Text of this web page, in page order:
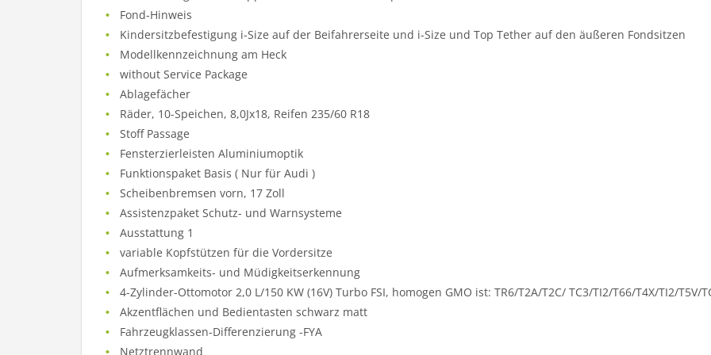
Fond-Hinweis
Kindersitzbefestigung i-Size auf der Beifahrerseite und i-Size und Top Tether auf den äußeren Fondsitzen
Modellkennzeichnung am Heck
without Service Package
Ablagefächer
Räder, 10-Speichen, 8,0Jx18, Reifen 235/60 R18
Stoff Passage
Fensterzierleisten Aluminiumoptik
Funktionspaket Basis ( Nur für Audi )
Scheibenbremsen vorn, 17 Zoll
Assistenzpaket Schutz- und Warnsysteme
Ausstattung 1
variable Kopfstützen für die Vordersitze
Aufmerksamkeits- und Müdigkeitserkennung
4-Zylinder-Ottomotor 2,0 L/150 KW (16V) Turbo FSI, homogen GMO ist: TR6/T2A/T2C/ TC3/TI2/T66/T4X/TI2/T5V/
Akzentflächen und Bedientasten schwarz matt
Fahrzeugklassen-Differenzierung -FYA
Netztrennwand